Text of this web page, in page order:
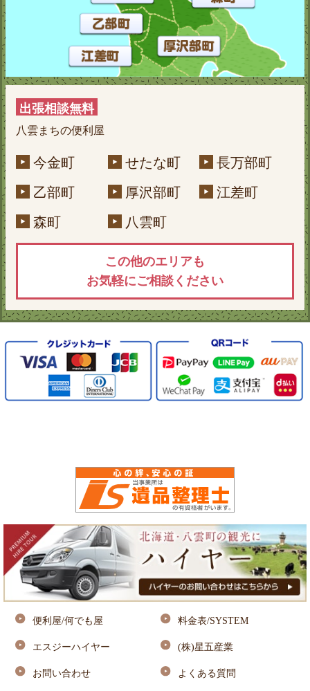
出張相談無料
八雲まちの便利屋
今金町 せたな町
長万部町
乙部町
厚沢部町
江差町
森町
八雲町
この他のエリアも
お気軽にご相談ください
便利屋/何でも屋 料金表/SYSTEM
エスジーハイヤー (株)星五産業
お問い合わせ よくある質問